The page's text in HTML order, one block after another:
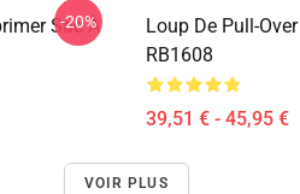
Sac À
-20%
Loup De Pull-
RB1608
39,51 € - 45,95 €
VOIR PLUS